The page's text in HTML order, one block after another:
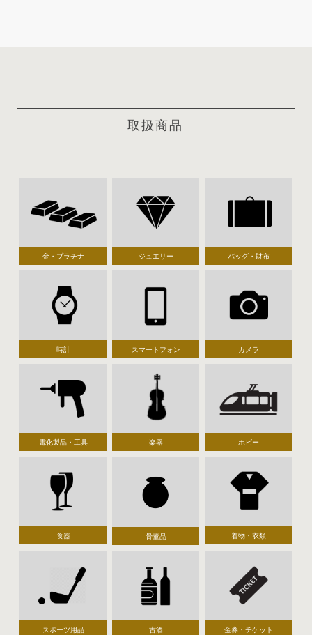
取扱商品
金・プラチナ ジュエリー バッグ・財布
時計 スマートフォン カメラ
電化製品・工具 楽器 ホビー
食器 骨董品 着物・衣類
スポーツ用品 古酒 金券・チケット